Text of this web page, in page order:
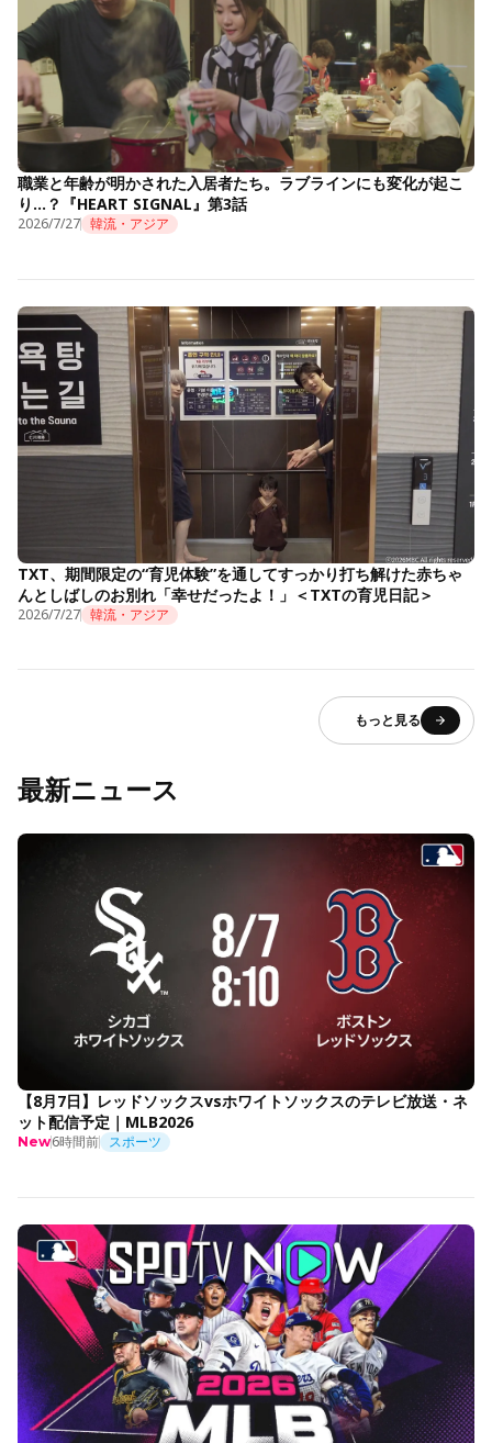
職業と年齢が明かされた入居者たち。ラブラインにも変化が起こ
り…？『HEART SIGNAL』第3話
2026/7/27 韓流・アジア
TXT、期間限定の“育児体験”を通してすっかり打ち解けた赤ちゃ
んとしばしのお別れ「幸せだったよ！」＜TXTの育児日記＞
2026/7/27 韓流・アジア
もっと見る
最新ニュース
【8月7日】レッドソックスvsホワイトソックスのテレビ放送・ネ
ット配信予定｜MLB2026
New6時間前 スポーツ